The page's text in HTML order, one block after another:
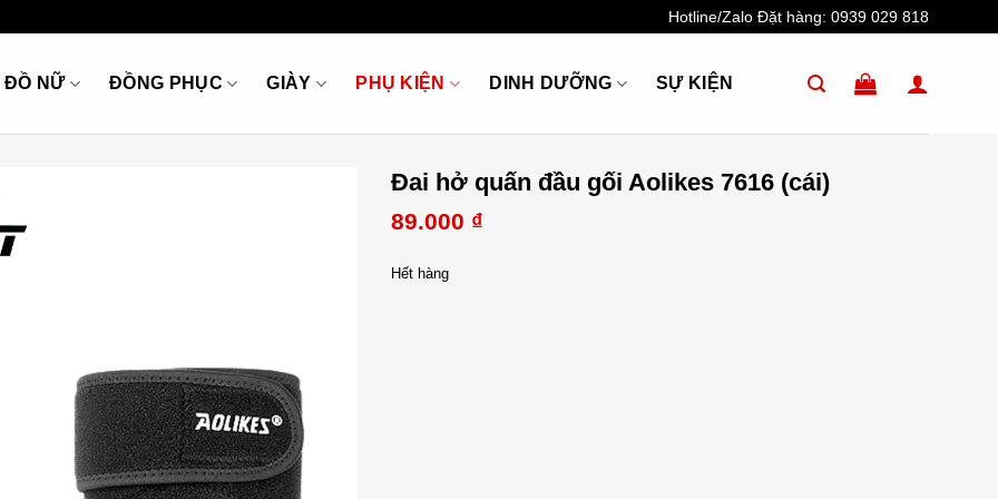
Hotline/Zalo Đặt hàng: 0939 029 818
ĐỒ NỮ ĐỒNG PHỤC GIÀY PHỤ KIỆN DINH DƯỠNG SỰ KIỆN
Đai hở quấn đầu gối Aolikes 7616 (cái)
89.000 ₫
Hết hàng